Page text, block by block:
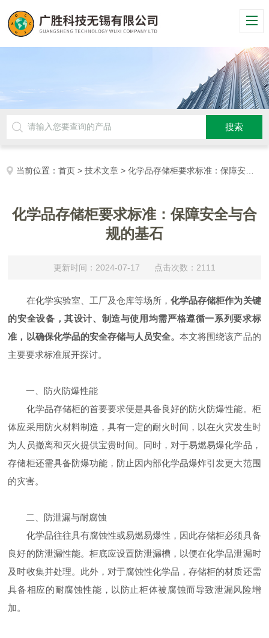
当前位置：首页 >技术文章 > 化学品存储柜要求标准：保障安全与合规的基石
化学品存储柜要求标准：保障安全与合
规的基石
更新时间：2024-07-17 点击次数：2111
在化学实验室、工厂及仓库等场所，化学品存储柜作为关键
的安全设备，其设计、制造与使用均需严格遵循一系列要求标
准，以确保化学品的安全存储与人员安全。本文将围绕该产品的
主要要求标准展开探讨。
一、防火防爆性能
化学品存储柜的首要要求便是具备良好的防火防爆性能。柜
体应采用防火材料制造，具有一定的耐火时间，以在火灾发生时
为人员撤离和灭火提供宝贵时间。同时，对于易燃易爆化学品，
存储柜还需具备防爆功能，防止因内部化学品爆炸引发更大范围
的灾害。
二、防泄漏与耐腐蚀
化学品往往具有腐蚀性或易燃易爆性，因此存储柜必须具备
良好的防泄漏性能。柜底应设置防泄漏槽，以便在化学品泄漏时
及时收集并处理。此外，对于腐蚀性化学品，存储柜的材质还需
具备相应的耐腐蚀性能，以防止柜体被腐蚀而导致泄漏风险增
加。